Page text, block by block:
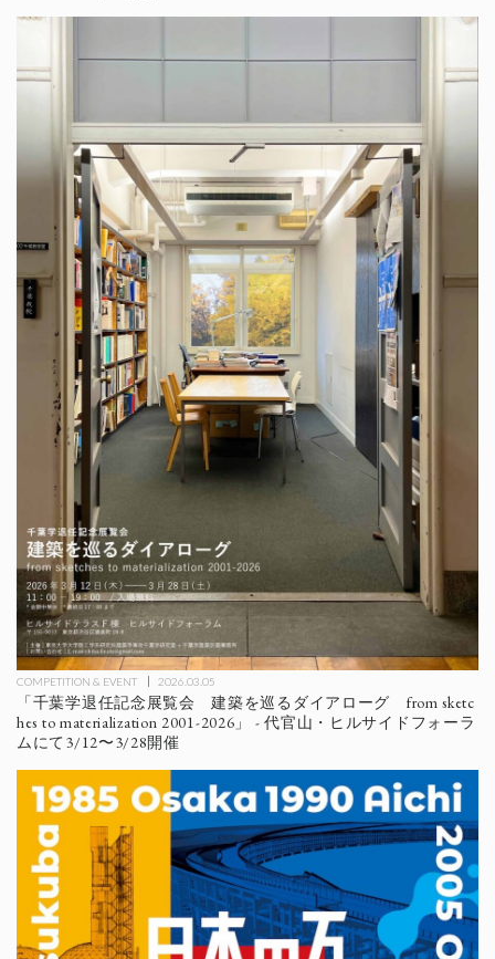
COMPETITION & EVENT 2026.03.05
「千葉学退任記念展覧会 建築を巡るダイアローグ from sketc
hes to materialization 2001-2026」 - 代官山・ヒルサイドフォーラ
ムにて3/12〜3/28開催